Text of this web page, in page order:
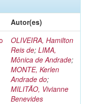
Autor(es)
OLIVEIRA, Hamilton
Reis de; LIMA,
Mônica de Andrade;
MONTE, Kerlen
Andrade do;
MILITÃO, Vivianne
Benevides